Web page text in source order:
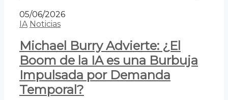
05/06/2026
IA Noticias
Michael Burry Advierte: ¿El
Boom de la IA es una Burbuja
Impulsada por Demanda
Temporal?